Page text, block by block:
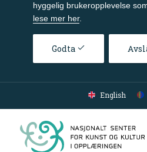
hyggelig brukeropplevelse
lese mer her.
Godta
Gå til hovedinnhold
English